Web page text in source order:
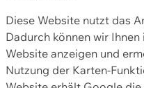
Diese Website nutzt das
Dadurch können wir
Website anzeigen und
Nutzung der Karten-